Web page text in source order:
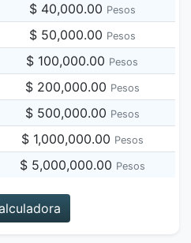
$ 40,000.00 Pesos
$ 50,000.00 Pesos
$ 100,000.00 Pesos
$ 200,000.00 Pesos
$ 500,000.00 Pesos
$ 1,000,000.00 Pesos
$ 5,000,000.00 Pesos